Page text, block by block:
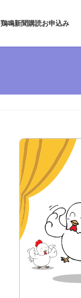
鶏鳴新聞購読お申込み